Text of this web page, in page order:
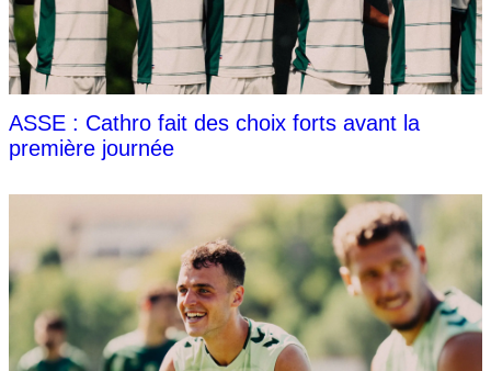
ASSE : Cathro fait des choix forts avant la
première journée